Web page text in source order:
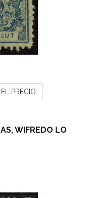
PRECIO
WIFREDO LO